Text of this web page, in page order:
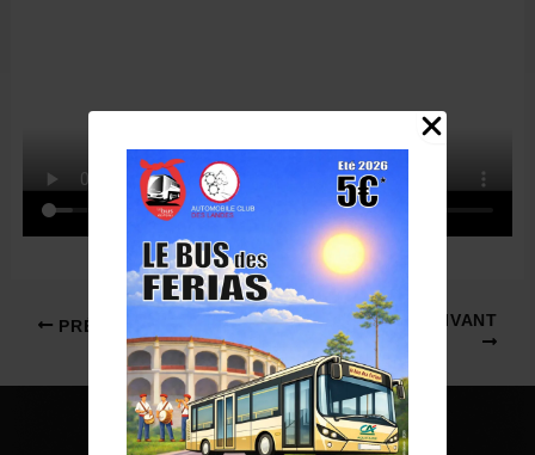
Navigation
articles
PRÉCÉDENT SUIVANT